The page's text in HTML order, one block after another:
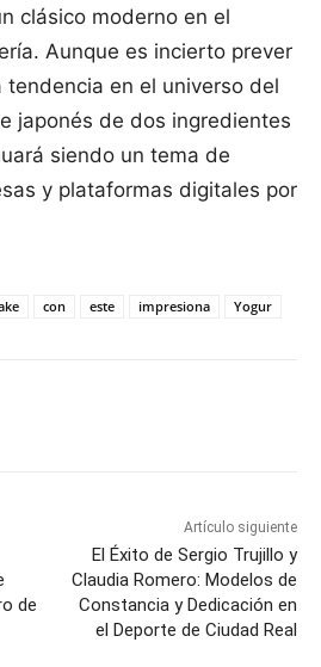
clásico moderno en el
Aunque es incierto prever
tendencia en el universo del
japonés de dos ingredientes
siendo un tema de
y plataformas digitales por
con este impresiona Yogur
de
Artículo siguiente
El Éxito de Sergio Trujillo y
Claudia Romero: Modelos de
Constancia y Dedicación en
el Deporte de Ciudad Real